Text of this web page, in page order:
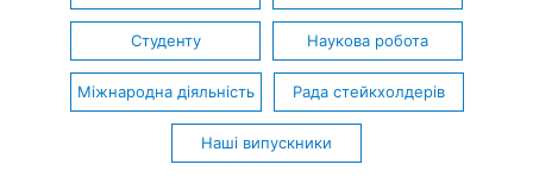
Студенту Наукова робота
Міжнародна діяльність Рада стейкхолдерів
Наші випускники